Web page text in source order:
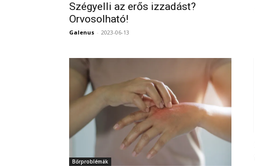
Szégyelli az erős izzadást?
Orvosolható!
Galenus - 2023-06-13
Bőrproblémák